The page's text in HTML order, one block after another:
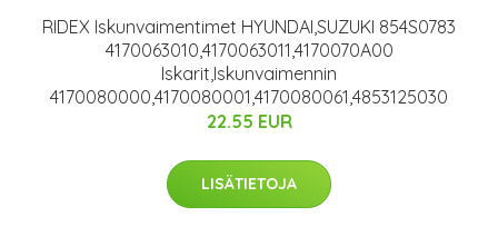
RIDEX Iskunvaimentimet HYUNDAI,SUZUKI 854S0783
4170063010,4170063011,4170070A00
Iskarit,Iskunvaimennin
4170080000,4170080001,4170080061,4853125030
22.55 EUR
LISÄTIETOJA